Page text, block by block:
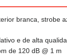
branca, strobe
e de alta
de 120 dB @ 1 m